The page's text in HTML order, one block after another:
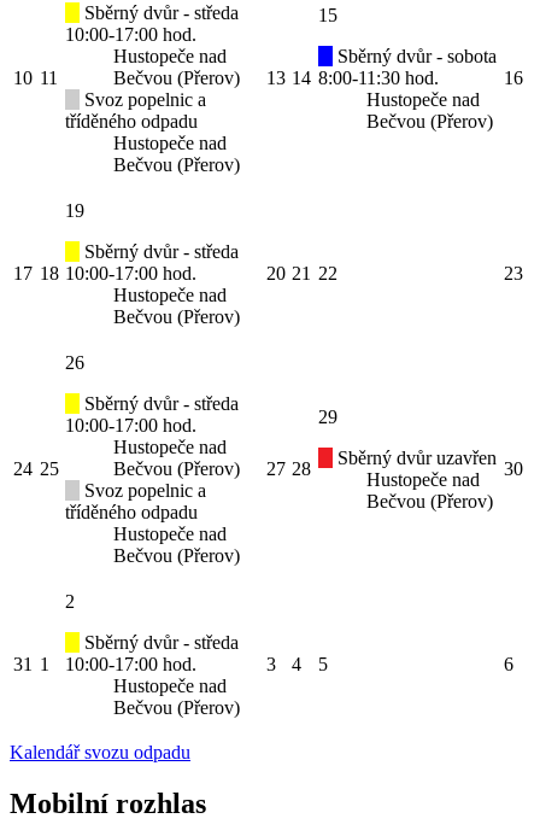
10 11
Sběrný dvůr - středa
10:00-17:00 hod.
Hustopeče nad
Bečvou (Přerov)
Svoz popelnic a
tříděného odpadu
Hustopeče nad
Bečvou (Přerov)
13 14
15
Sběrný dvůr - sobota
8:00-11:30 hod.
Hustopeče nad
Bečvou (Přerov)
16
17 18
19
Sběrný dvůr - středa
10:00-17:00 hod.
Hustopeče nad
Bečvou (Přerov)
20 21 22 23
24 25
26
Sběrný dvůr - středa
10:00-17:00 hod.
Hustopeče nad
Bečvou (Přerov)
Svoz popelnic a
tříděného odpadu
Hustopeče nad
Bečvou (Přerov)
27 28
29
Sběrný dvůr uzavřen
Hustopeče nad
Bečvou (Přerov)
30
31 1
2
Sběrný dvůr - středa
10:00-17:00 hod.
Hustopeče nad
Bečvou (Přerov)
3 4 5 6
Kalendář svozu odpadu
Mobilní rozhlas